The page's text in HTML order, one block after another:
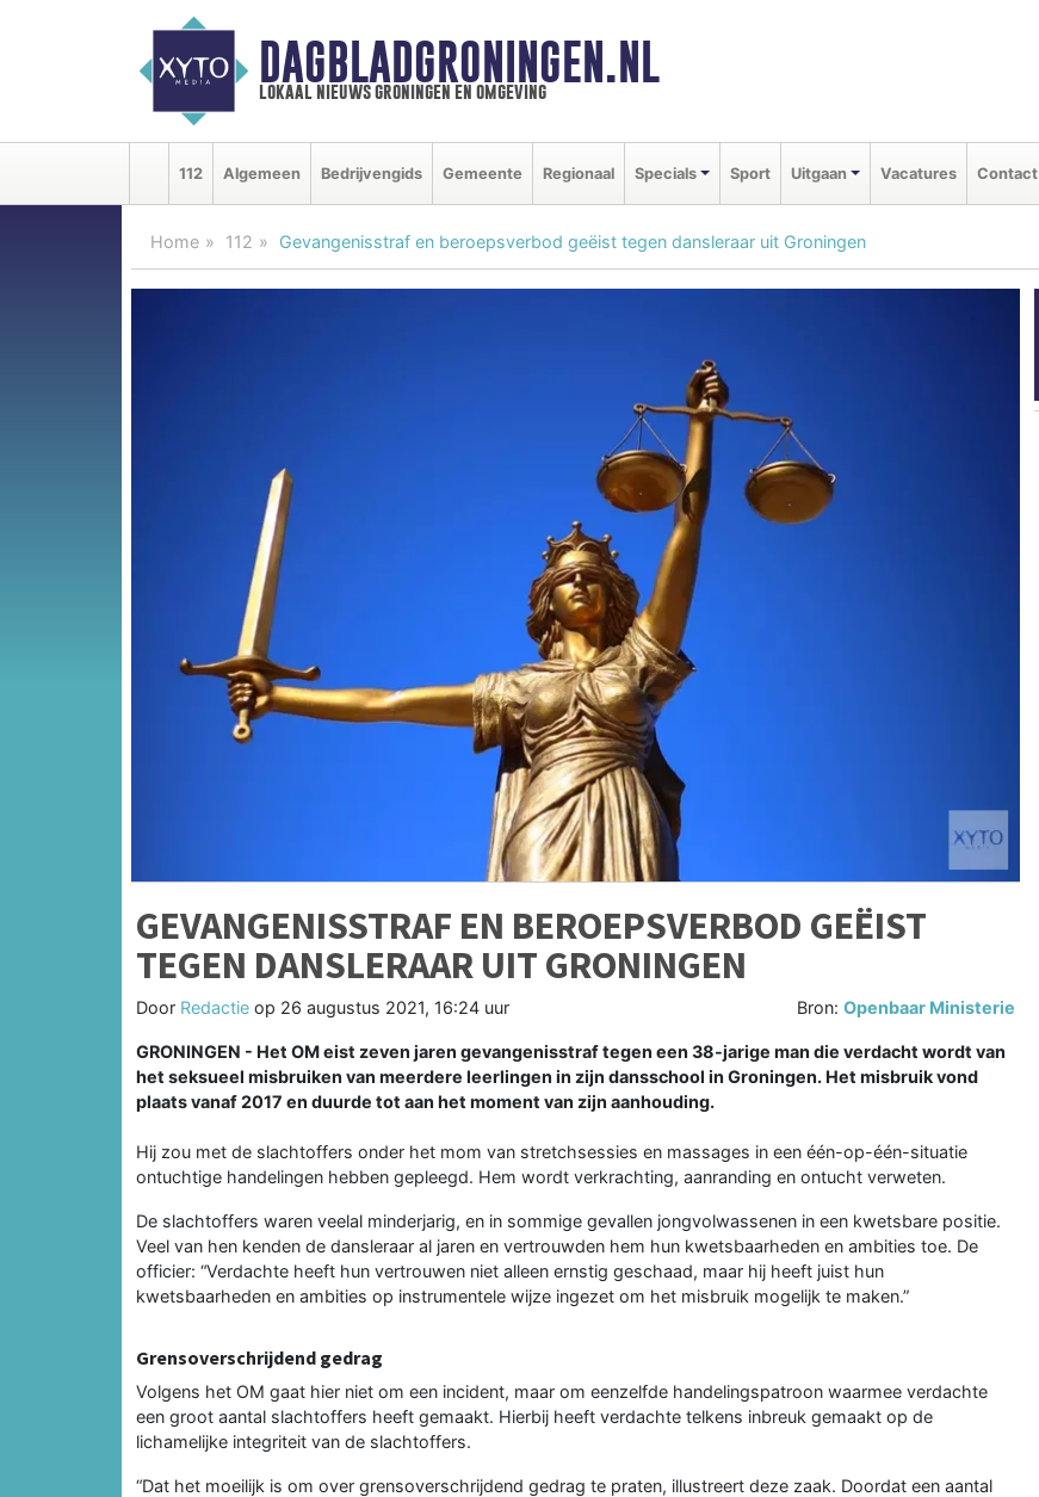
DAGBLADGRONINGEN.NL
lokaal nieuws groningen en omgeving
112 Algemeen Bedrijvengids Gemeente Regionaal Specials Sport Uitgaan Vacatures Contact
Home 112 Gevangenisstraf en beroepsverbod geëist tegen dansleraar uit Groningen
GEVANGENISSTRAF EN BEROEPSVERBOD GEËIST
TEGEN DANSLERAAR UIT GRONINGEN
Door Redactie op 26 augustus 2021, 16:24 uur Bron:Openbaar Ministerie
GRONINGEN - Het OM eist zeven jaren gevangenisstraf tegen een 38-jarige man die verdacht wordt van
het seksueel misbruiken van meerdere leerlingen in zijn dansschool in Groningen. Het misbruik vond
plaats vanaf 2017 en duurde tot aan het moment van zijn aanhouding.
Hij zou met de slachtoffers onder het mom van stretchsessies en massages in een één-op-één-situatie
ontuchtige handelingen hebben gepleegd. Hem wordt verkrachting, aanranding en ontucht verweten.
De slachtoffers waren veelal minderjarig, en in sommige gevallen jongvolwassenen in een kwetsbare positie.
Veel van hen kenden de dansleraar al jaren en vertrouwden hem hun kwetsbaarheden en ambities toe. De
officier: “Verdachte heeft hun vertrouwen niet alleen ernstig geschaad, maar hij heeft juist hun
kwetsbaarheden en ambities op instrumentele wijze ingezet om het misbruik mogelijk te maken.”
Grensoverschrijdend gedrag
Volgens het OM gaat hier niet om een incident, maar om eenzelfde handelingspatroon waarmee verdachte
een groot aantal slachtoffers heeft gemaakt. Hierbij heeft verdachte telkens inbreuk gemaakt op de
lichamelijke integriteit van de slachtoffers.
“Dat het moeilijk is om over grensoverschrijdend gedrag te praten, illustreert deze zaak. Doordat een aantal